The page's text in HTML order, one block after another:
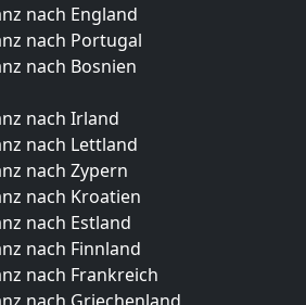
nach England
nach Portugal
nach Bosnien
nach Irland
nach Lettland
nach Zypern
nach Kroatien
nach Estland
nach Finnland
nach Frankreich
nach Griechenland